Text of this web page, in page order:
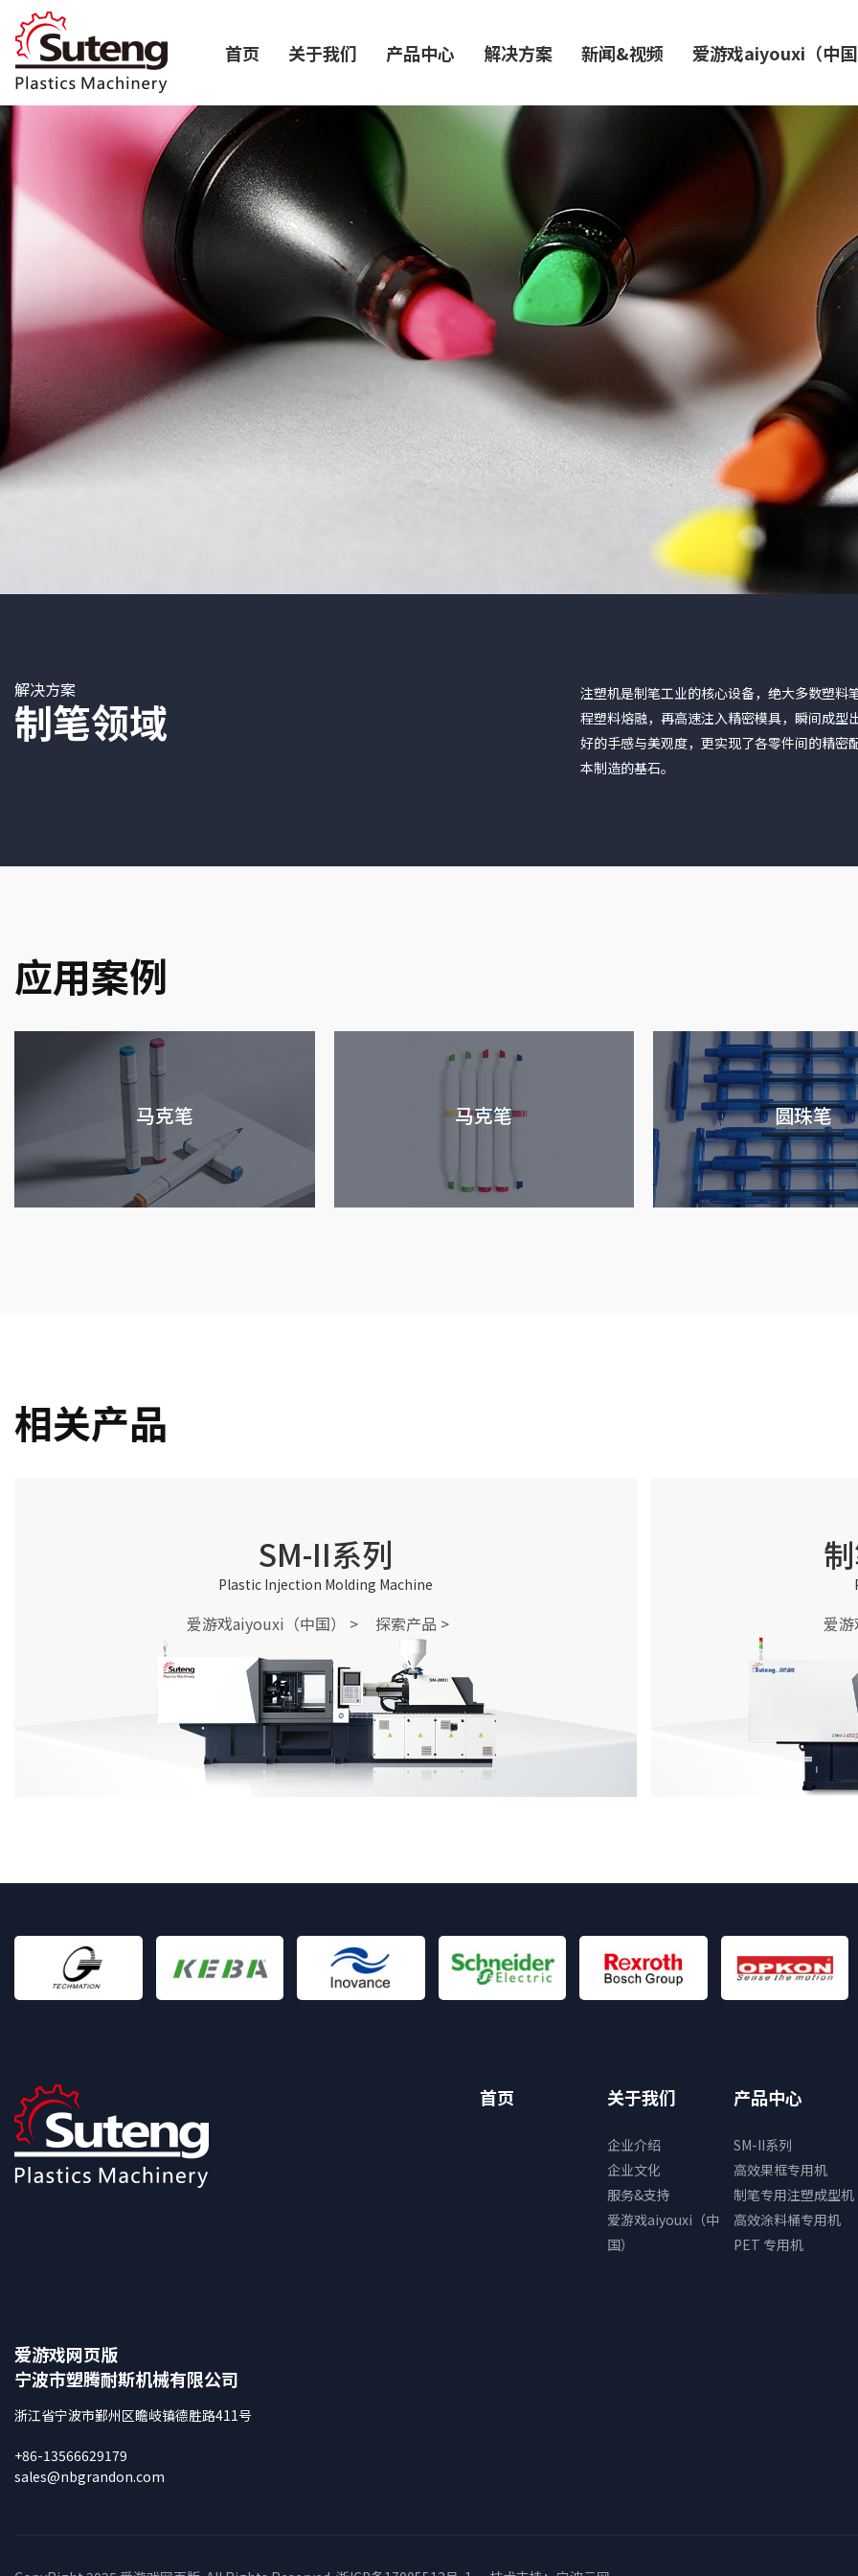
首页 关于我们 产品中心 解决方案 新闻&视频 爱游戏aiyouxi（中
解决方案
制笔领域
注塑机是制笔工业的核心设备，绝大多数塑料
程塑料熔融，再高速注入精密模具，瞬间成
好的手感与美观度，更实现了各零件间的精
本制造的基石。
应用案例
马克笔 马克笔 圆珠笔
相关产品
SM-II系列
Plastic Injection Molding Machine
爱游戏aiyouxi（中国） > 探索产品 > 爱
首页 关于我们
企业介绍
企业文化
服务&支持
爱游戏aiyouxi（中
国）
产品中心
SM-II系列
高效果框专用机
制笔专用注塑成型机
高效涂料桶专用机
PET 专用机
爱游戏网页版
宁波市塑腾耐斯机械有限公司
浙江省宁波市鄞州区瞻岐镇德胜路411号
+86-13566629179
sales@nbgrandon.com